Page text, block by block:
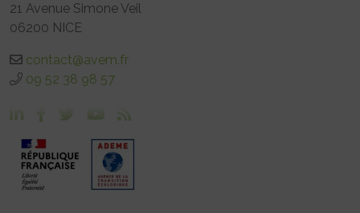
21 Avenue Simone Veil
06200 NICE
contact@avem.fr
09 52 38 98 57